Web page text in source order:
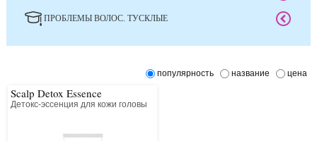
ПРОБЛЕМЫ ВОЛОС. ТУСКЛЫЕ
популярность название цена
Scalp Detox Essence
Детокс-эссенция для кожи головы